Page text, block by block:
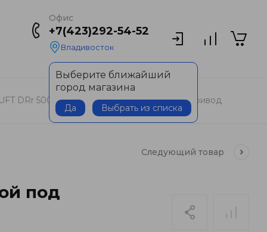
Офис
+7(423)292-54-52
Владивосток
Выберите ближайший
город магазина
Да Выбрать из списка
DRr 500x200 с подставкой под электропривод
Следующий товар
под